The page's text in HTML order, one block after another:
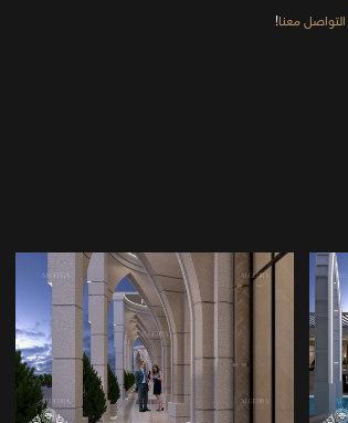
التواصل معنا!
تصاميم معمارية لمراكز
التسوق